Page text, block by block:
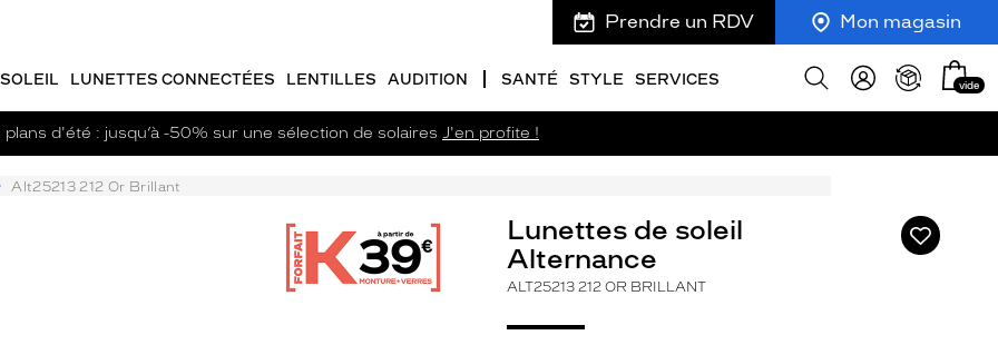
Prendre un RDV Mon magasin
LUNETTES CONNECTÉES LENTILLES AUDITION SANTÉ STYLE SERVICES
Afficher
Mon
panier
vide
plans d'été : jusqu’à -50% sur une sélection de solaires J'en profite !
Alt25213 212 Or Brillant
Ajouter
à
Lunettes de soleil
Alternance
ALT25213 212 OR BRILLANT